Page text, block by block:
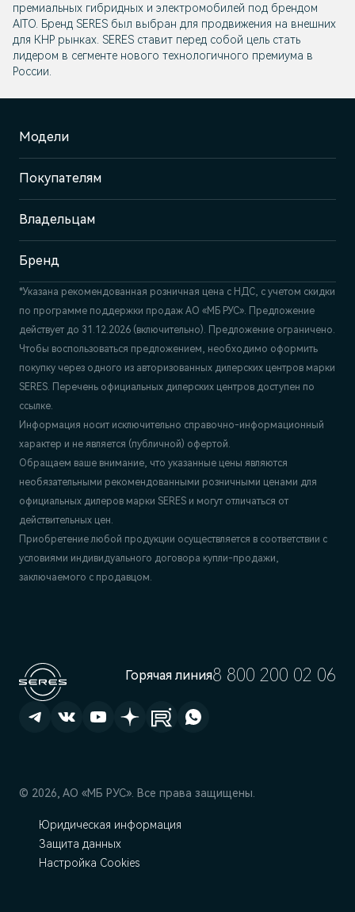
премиальных гибридных и электромобилей под брендом
AITO. Бренд SERES был выбран для продвижения на внешних
для КНР рынках. SERES ставит перед собой цель стать
лидером в сегменте нового технологичного премиума в
России.
Горячая линия8 800 200 02 06
Модели
Покупателям
Владельцам
Бренд
*Указана рекомендованная розничная цена c НДС, с учетом скидки
по программе поддержки продаж АО «МБ РУС». Предложение
действует до 31.12.2026 (включительно). Предложение ограничено.
Чтобы воспользоваться предложением, необходимо оформить
покупку через одного из авторизованных дилерских центров марки
SERES. Перечень официальных дилерских центров доступен по
ссылке.
Информация носит исключительно справочно-информационный
характер и не является (публичной) офертой.
Обращаем ваше внимание, что указанные цены являются
необязательными рекомендованными розничными ценами для
официальных дилеров марки SERES и могут отличаться от
действительных цен.
Приобретение любой продукции осуществляется в соответствии с
условиями индивидуального договора купли-продажи,
заключаемого с продавцом.
© 2026, АО «МБ РУС». Все права защищены.
Юридическая информация
Защита данных
Настройка Cookies